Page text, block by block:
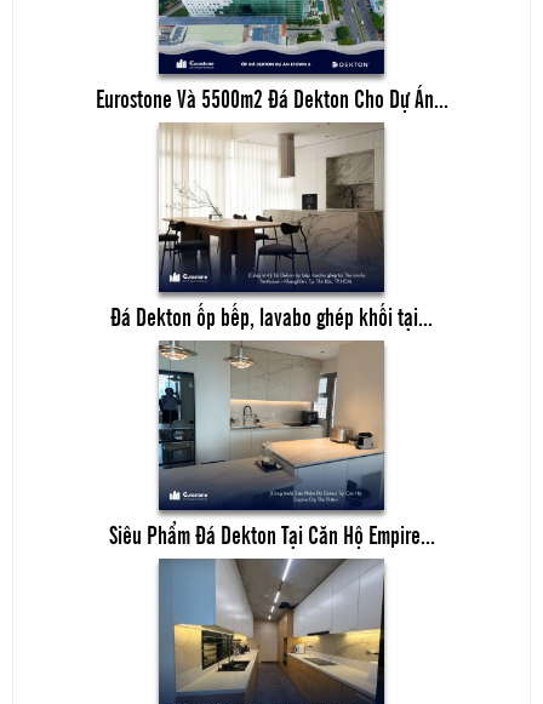
Eurostone Và 5500m2 Đá Dekton Cho Dự Án...
Đá Dekton ốp bếp, lavabo ghép khối tại...
Siêu Phẩm Đá Dekton Tại Căn Hộ Empire...